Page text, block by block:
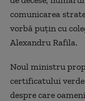
comunicarea
vorbă puțin cu
Alexandru Rafila.
Noul ministru
certificatului
despre care